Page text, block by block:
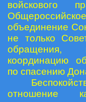
войскового
объединение
не только
координацию
по спасению
отношение